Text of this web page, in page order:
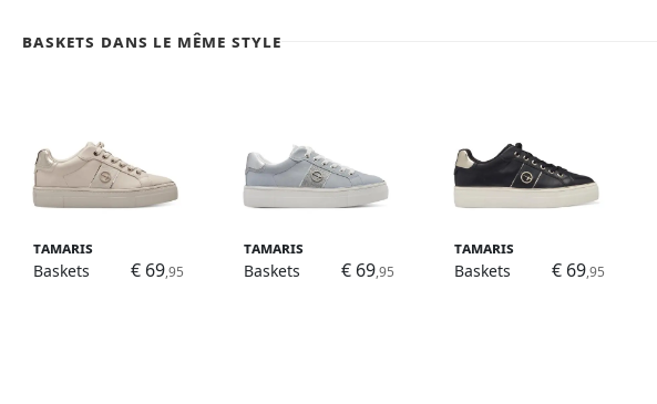
Baskets dans le même style
Tamaris
Baskets
€ 69,95
Tamaris
Baskets
€ 69,95
Tamaris
Baskets
€ 69,95